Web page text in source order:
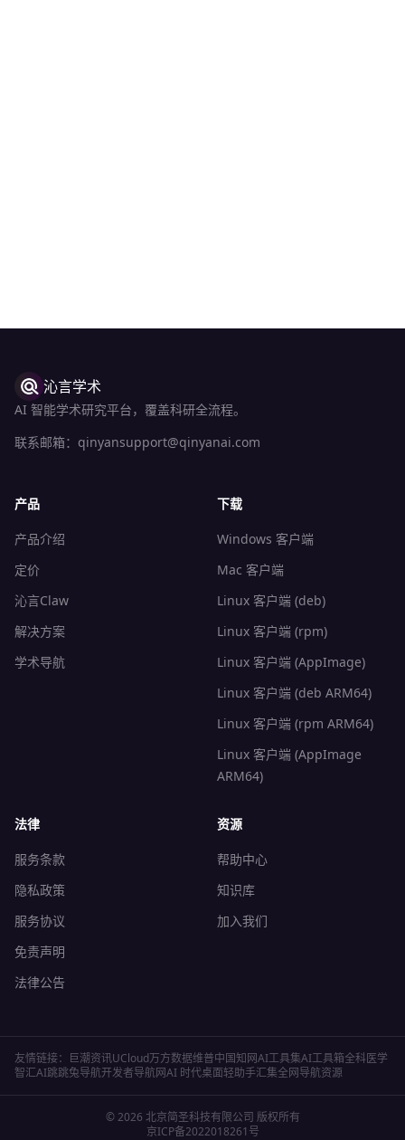
沁言学术
AI 智能学术研究平台，覆盖科研全流程。
联系邮箱： qinyansupport@qinyanai.com
产品
产品介绍
定价
沁言Claw
解决方案
学术导航
下载
Windows 客户端
Mac 客户端
Linux 客户端 (deb)
Linux 客户端 (rpm)
Linux 客户端 (AppImage)
Linux 客户端 (deb ARM64)
Linux 客户端 (rpm ARM64)
Linux 客户端 (AppImage
ARM64)
法律
服务条款
隐私政策
服务协议
免责声明
法律公告
资源
帮助中心
知识库
加入我们
友情链接： 巨潮资讯UCloud万方数据维普中国知网AI工具集AI工具箱全科医学
智汇AI跳跳兔导航开发者导航网AI 时代桌面轻助手汇集全网导航资源
©2026 北京简圣科技有限公司 版权所有
京ICP备2022018261号